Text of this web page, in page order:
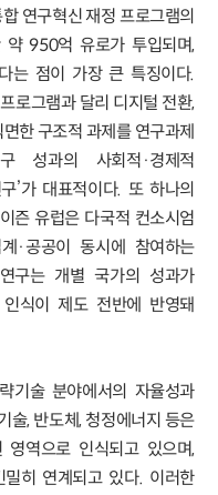
연구혁신 재정 프로그램의
950억 유로가 투입되며,
는 점이 가장 큰 특징이다.
로그램과 달리 디지털 전환,
한 구조적 과제를 연구과제
성과의 사회적·경제적
’가 대표적이다. 또 하나의
즌 유럽은 다국적 컨소시엄
·공공이 동시에 참여하는
구는 개별 국가의 성과가
식이 제도 전반에 반영돼
기술 분야에서의 자율성과
술, 반도체, 청정에너지 등은
역으로 인식되고 있으며,
히 연계되고 있다. 이러한